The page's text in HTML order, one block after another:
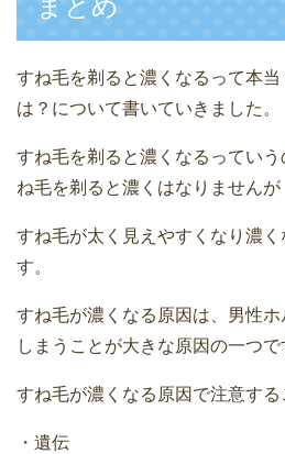
すね毛を剃ると濃くなるって本
は？について書いていきました。
すね毛を剃ると濃くなるってい
ね毛を剃ると濃くはなりませんが
すね毛が太く見えやすくなり濃
す。
すね毛が濃くなる原因は、男性
しまうことが大きな原因の一つで
すね毛が濃くなる原因で注意する
・遺伝